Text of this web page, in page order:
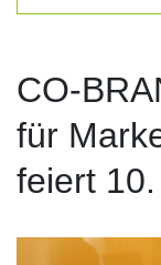
CO-
für
feiert